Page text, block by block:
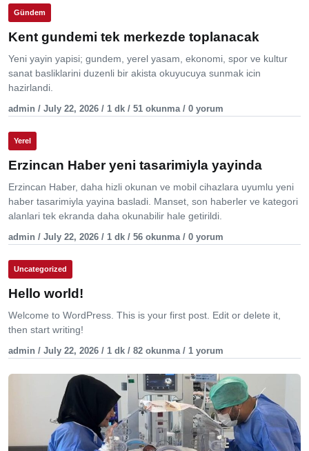
Gündem
Kent gundemi tek merkezde toplanacak
Yeni yayin yapisi; gundem, yerel yasam, ekonomi, spor ve kultur
sanat basliklarini duzenli bir akista okuyucuya sunmak icin
hazirlandi.
admin / July 22, 2026 / 1 dk / 51 okunma / 0 yorum
Yerel
Erzincan Haber yeni tasarimiyla yayinda
Erzincan Haber, daha hizli okunan ve mobil cihazlara uyumlu yeni
haber tasarimiyla yayina basladi. Manset, son haberler ve kategori
alanlari tek ekranda daha okunabilir hale getirildi.
admin / July 22, 2026 / 1 dk / 56 okunma / 0 yorum
Uncategorized
Hello world!
Welcome to WordPress. This is your first post. Edit or delete it,
then start writing!
admin / July 22, 2026 / 1 dk / 82 okunma / 1 yorum